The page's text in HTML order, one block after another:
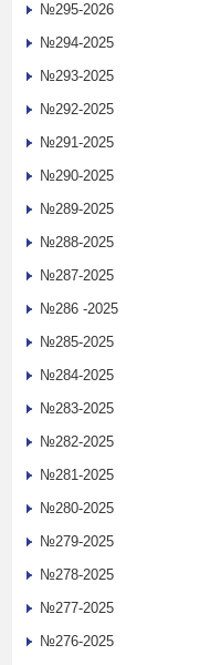
№295-2026
№294-2025
№293-2025
№292-2025
№291-2025
№290-2025
№289-2025
№288-2025
№287-2025
№286 -2025
№285-2025
№284-2025
№283-2025
№282-2025
№281-2025
№280-2025
№279-2025
№278-2025
№277-2025
№276-2025